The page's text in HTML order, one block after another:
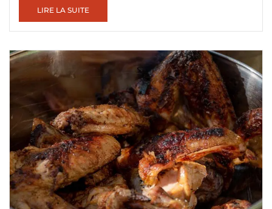
LIRE LA SUITE